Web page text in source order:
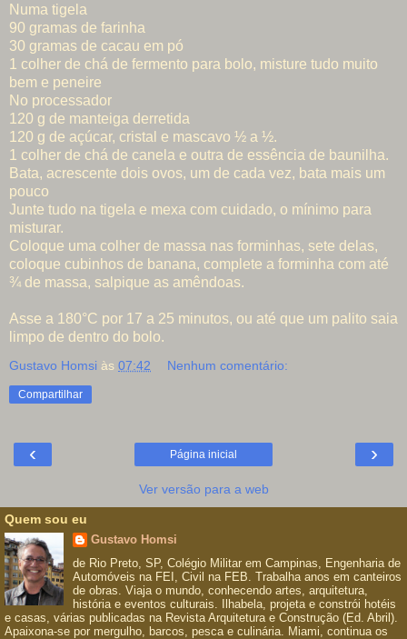
Numa tigela
90 gramas de farinha
30 gramas de cacau em pó
1 colher de chá de fermento para bolo, misture tudo muito
bem e peneire
No processador
120 g de manteiga derretida
120 g de açúcar, cristal e mascavo ½ a ½.
1 colher de chá de canela e outra de essência de baunilha.
Bata, acrescente dois ovos, um de cada vez, bata mais um
pouco
Junte tudo na tigela e mexa com cuidado, o mínimo para
misturar.
Coloque uma colher de massa nas forminhas, sete delas,
coloque cubinhos de banana, complete a forminha com até
¾ de massa, salpique as amêndoas.
Asse a 180°C por 17 a 25 minutos, ou até que um palito saia
limpo de dentro do bolo.
Gustavo Homsi às 07:42 Nenhum comentário:
Compartilhar
‹ ›
Página inicial
Ver versão para a web
Quem sou eu
Gustavo Homsi
de Rio Preto, SP, Colégio Militar em Campinas, Engenharia de
Automóveis na FEI, Civil na FEB. Trabalha anos em canteiros
de obras. Viaja o mundo, conhecendo artes, arquitetura,
história e eventos culturais. Ilhabela, projeta e constrói hotéis
e casas, várias publicadas na Revista Arquitetura e Construção (Ed. Abril).
Apaixona-se por mergulho, barcos, pesca e culinária. Miami, continua os